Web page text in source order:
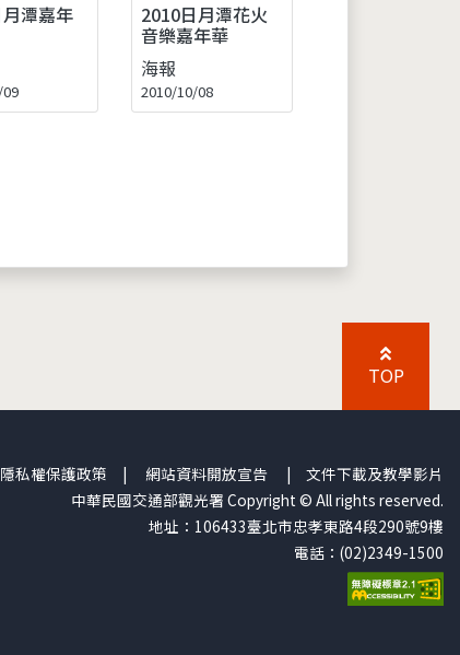
潭嘉年 2010日月潭花火
音樂嘉年華
海報
2010/10/08
TOP
隱私權保護政策 | 網站資料開放宣告 | 文件下載及教學影片
中華民國交通部觀光署 Copyright © All rights reserved.
地址：106433臺北市忠孝東路4段290號9樓
電話：(02)2349-1500